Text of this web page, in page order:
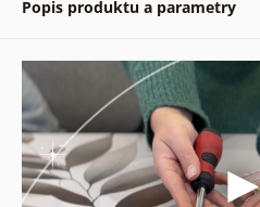
Popis produktu a parametry